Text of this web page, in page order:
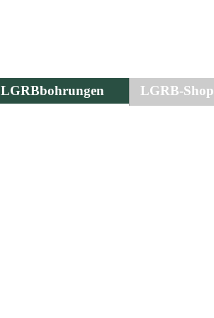
LGRBbohrungen LGRB-Shop